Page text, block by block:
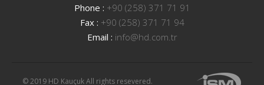
Phone : +90 (258) 371 71 91
Fax : +90 (258) 371 71 94
Email : info@hd.com.tr
© 2019 HD Kauçuk All rights resevered.